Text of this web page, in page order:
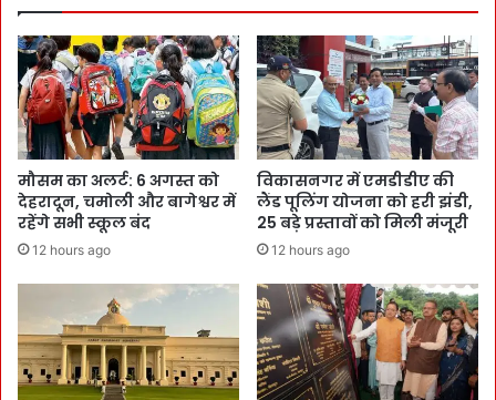
मौसम का अलर्ट: 6 अगस्त को
देहरादून, चमोली और बागेश्वर में
रहेंगे सभी स्कूल बंद
12 hours ago
विकासनगर में एमडीडीए की
लैंड पूलिंग योजना को हरी झंडी,
25 बड़े प्रस्तावों को मिली मंजूरी
12 hours ago